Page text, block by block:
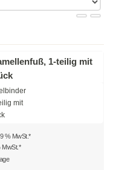
1-teilig mit
% MwSt.*
MwSt.*